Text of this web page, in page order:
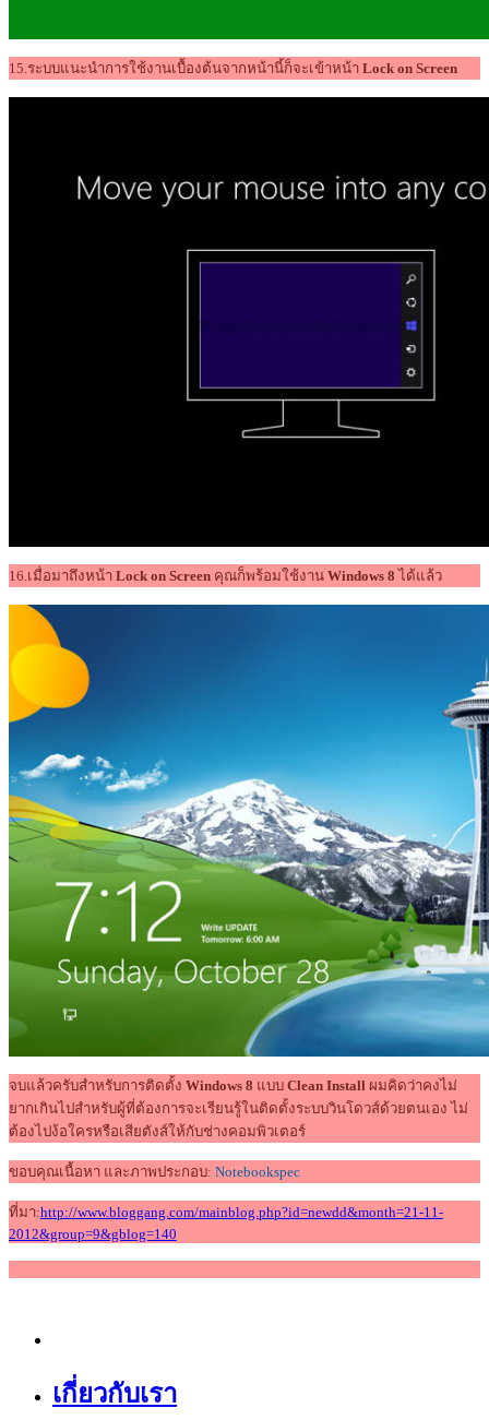
15.ระบบแนะนำการใช้งานเบื้องต้นจากหน้านี้ก็จะเข้าหน้า Lock on Screen
16.เมื่อมาถึงหน้า Lock on Screen คุณก็พร้อมใช้งาน Windows 8 ได้แล้ว
จบแล้วครับสำหรับการติดตั้ง Windows 8 แบบ Clean Install ผมคิดว่าคงไม่
ยากเกินไปสำหรับผู้ที่ต้องการจะเรียนรู้ในติดตั้งระบบวินโดวส์ด้วยตนเอง ไม่
ต้องไปง้อใครหรือเสียตังส์ให้กับช่างคอมพิวเตอร์
ขอบคุณเนื้อหา และภาพประกอบ: Notebookspec
ที่มา:http://www.bloggang.com/mainblog.php?id=newdd&month=21-11-
2012&group=9&gblog=140
เกี่ยวกับเรา